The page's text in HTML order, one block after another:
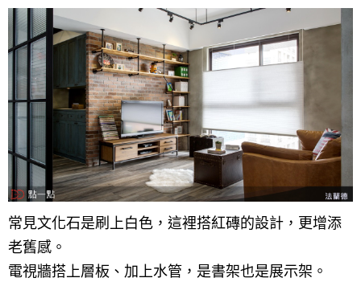
常見文化石是刷上白色，這裡搭紅磚的設計，更增添
老舊感。
電視牆搭上層板、加上水管，是書架也是展示架。